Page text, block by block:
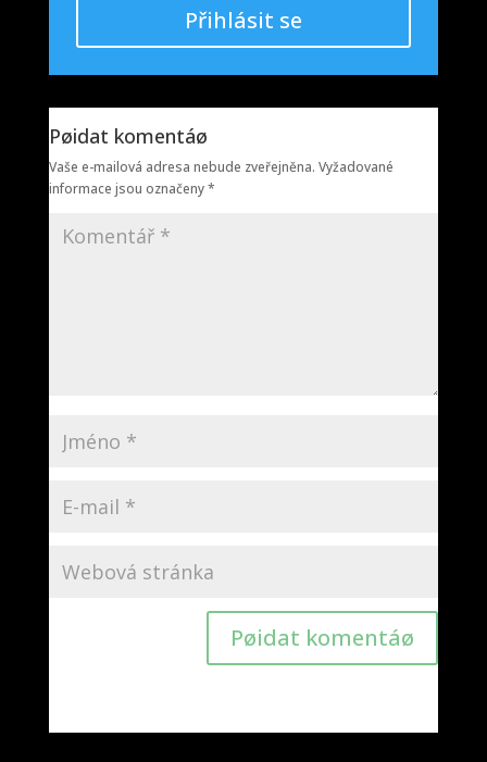
Přihlásit se
Pøidat komentáø
Vaše e-mailová adresa nebude zveřejněna. Vyžadované
informace jsou označeny*
Pøidat komentáø